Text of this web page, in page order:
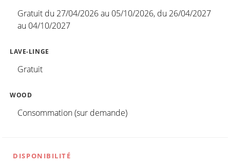
Gratuit du 27/04/2026 au 05/10/2026, du 26/04/2027
au 04/10/2027
LAVE-LINGE
Gratuit
WOOD
Consommation (sur demande)
DISPONIBILITÉ